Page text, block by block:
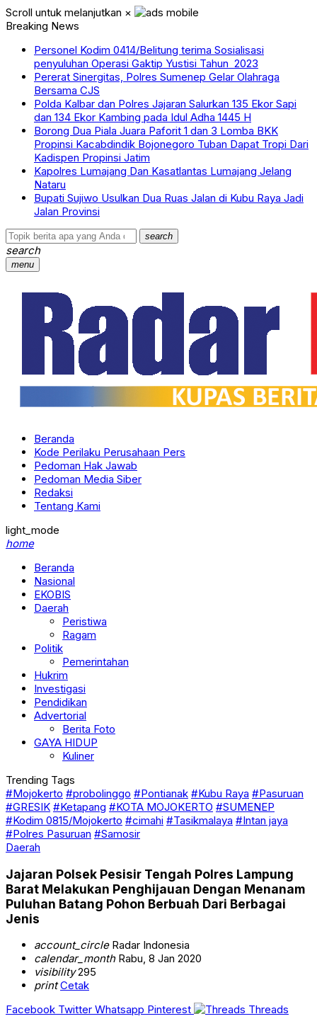
Scroll untuk melanjutkan ×
Breaking News
Personel Kodim 0414/Belitung terima Sosialisasi
penyuluhan Operasi Gaktip Yustisi Tahun 2023
Pererat Sinergitas, Polres Sumenep Gelar Olahraga
Bersama CJS
Polda Kalbar dan Polres Jajaran Salurkan 135 Ekor Sapi
dan 134 Ekor Kambing pada Idul Adha 1445 H
Borong Dua Piala Juara Paforit 1 dan 3 Lomba BKK
Propinsi Kacabdindik Bojonegoro Tuban Dapat Tropi Dari
Kadispen Propinsi Jatim
Kapolres Lumajang Dan Kasatlantas Lumajang Jelang
Nataru
Bupati Sujiwo Usulkan Dua Ruas Jalan di Kubu Raya Jadi
Jalan Provinsi
search
search
menu
Beranda
Kode Perilaku Perusahaan Pers
Pedoman Hak Jawab
Pedoman Media Siber
Redaksi
Tentang Kami
light_mode
home
Beranda
Nasional
EKOBIS
Daerah
Peristiwa
Ragam
Politik
Pemerintahan
Hukrim
Investigasi
Pendidikan
Advertorial
Berita Foto
GAYA HIDUP
Kuliner
Trending Tags
#Mojokerto #probolinggo #Pontianak #Kubu Raya #Pasuruan
#GRESIK #Ketapang #KOTA MOJOKERTO #SUMENEP
#Kodim 0815/Mojokerto #cimahi #Tasikmalaya #Intan jaya
#Polres Pasuruan #Samosir
Daerah
Jajaran Polsek Pesisir Tengah Polres Lampung
Barat Melakukan Penghijauan Dengan Menanam
Puluhan Batang Pohon Berbuah Dari Berbagai
Jenis
account_circleRadar Indonesia
calendar_monthRabu, 8 Jan 2020
visibility295
print Cetak
Facebook Twitter Whatsapp Pinterest
Threads